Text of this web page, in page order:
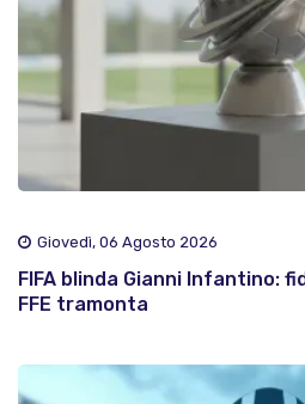
Giovedì, 06 Agosto 2026
FIFA blinda Gianni Infantino:
FFE tramonta